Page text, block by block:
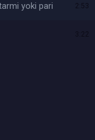
yoki pari 2:53